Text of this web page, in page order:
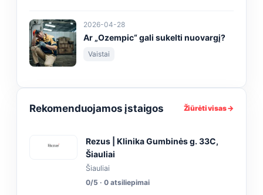
2026-04-28
Ar „Ozempic“ gali sukelti nuovargį?
Vaistai
Rekomenduojamos įstaigos Žiūrėti visas →
Rezus | Klinika Gumbinės g. 33C,
Šiauliai
Šiauliai
0/5 · 0 atsiliepimai